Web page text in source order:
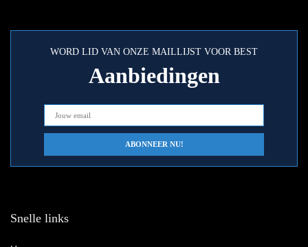
WORD LID VAN ONZE MAILLIJST VOOR BEST
Aanbiedingen
Snelle links